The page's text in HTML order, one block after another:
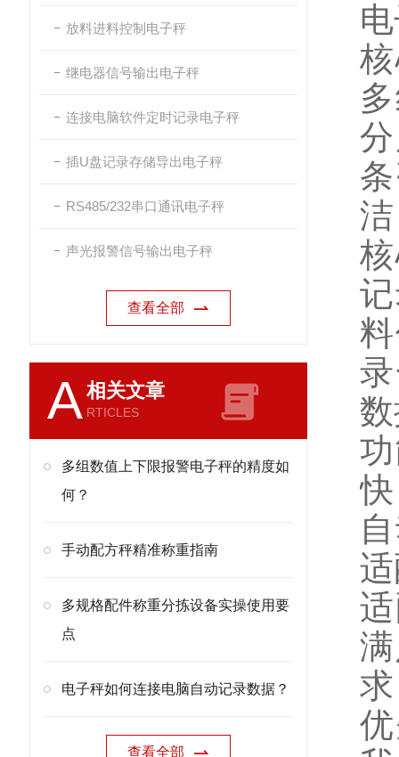
放料进料控制电子秤
继电器信号输出电子秤
连接电脑软件定时记录电子秤
插U盘记录存储导出电子秤
RS485/232串口通讯电子秤
声光报警信号输出电子秤
查看全部
A相关文章
RTICLES
多组数值上下限报警电子秤的精度如
何？
手动配方秤精准称重指南
多规格配件称重分拣设备实操使用要
点
电子秤如何连接电脑自动记录数据？
查看全部